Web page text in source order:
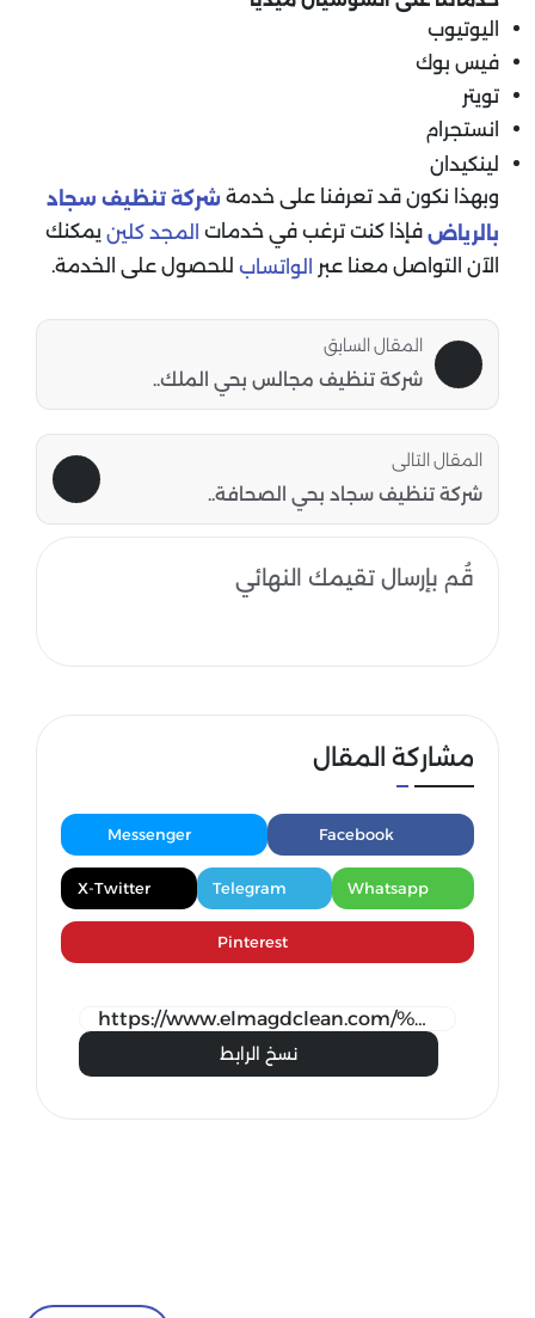
اليوتيوب
فيس بوك
تويتر
انستجرام
لينكيدان
وبهذا نكون قد تعرفنا على خدمة شركة تنظيف سجاد
بالرياض فإذا كنت ترغب في خدمات المجد كلين يمكنك
الآن التواصل معنا عبر
الواتساب للحصول على الخدمة.
المقال السابق
شركة تنظيف مجالس بحي الملك..
المقال التالى
شركة تنظيف سجاد بحي الصحافة..
قُم بإرسال تقيمك النهائي
مشاركة المقال
Facebook
Messenger
Whatsapp
Telegram
X-Twitter
Pinterest
نسخ الرابط